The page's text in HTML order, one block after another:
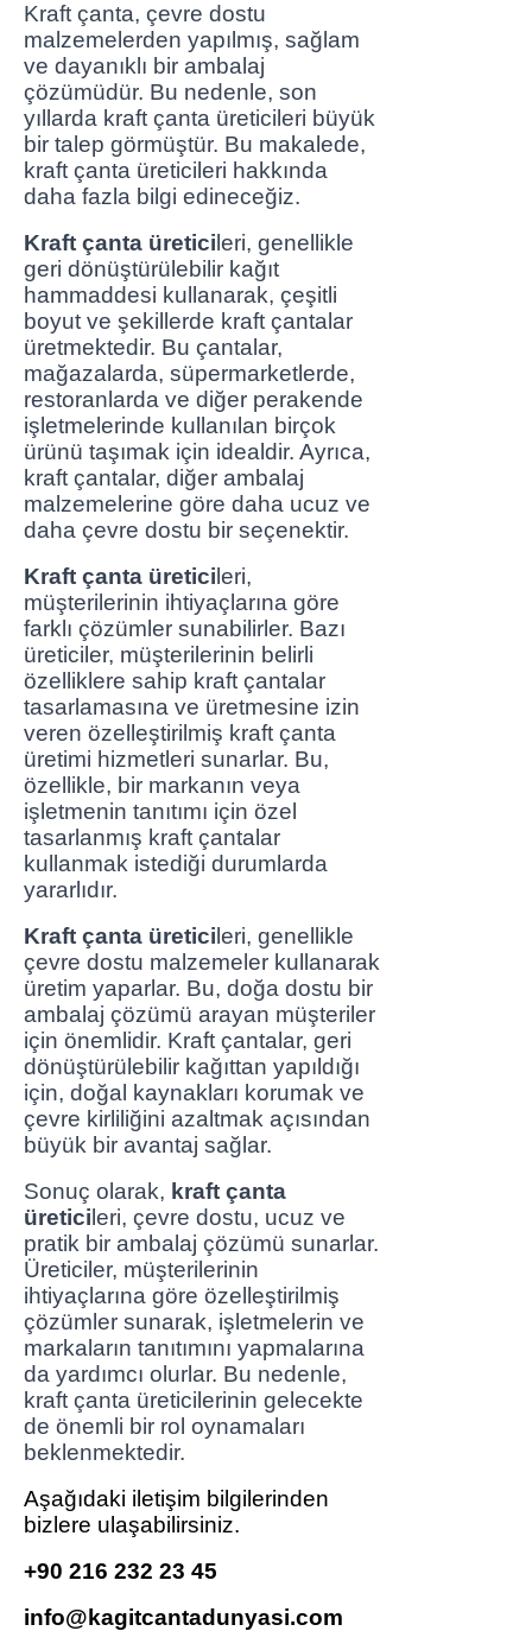
Kraft çanta, çevre dostu
malzemelerden yapılmış, sağlam
ve dayanıklı bir ambalaj
çözümüdür. Bu nedenle, son
yıllarda kraft çanta üreticileri büyük
bir talep görmüştür. Bu makalede,
kraft çanta üreticileri hakkında
daha fazla bilgi edineceğiz.
Kraft çanta üretici leri, genellikle
geri dönüştürülebilir kağıt
hammaddesi kullanarak, çeşitli
boyut ve şekillerde kraft çantalar
üretmektedir. Bu çantalar,
mağazalarda, süpermarketlerde,
restoranlarda ve diğer perakende
işletmelerinde kullanılan birçok
ürünü taşımak için idealdir. Ayrıca,
kraft çantalar, diğer ambalaj
malzemelerine göre daha ucuz ve
daha çevre dostu bir seçenektir.
Kraft çanta üretici leri,
müşterilerinin ihtiyaçlarına göre
farklı çözümler sunabilirler. Bazı
üreticiler, müşterilerinin belirli
özelliklere sahip kraft çantalar
tasarlamasına ve üretmesine izin
veren özelleştirilmiş kraft çanta
üretimi hizmetleri sunarlar. Bu,
özellikle, bir markanın veya
işletmenin tanıtımı için özel
tasarlanmış kraft çantalar
kullanmak istediği durumlarda
yararlıdır.
Kraft çanta üretici leri, genellikle
çevre dostu malzemeler kullanarak
üretim yaparlar. Bu, doğa dostu bir
ambalaj çözümü arayan müşteriler
için önemlidir. Kraft çantalar, geri
dönüştürülebilir kağıttan yapıldığı
için, doğal kaynakları korumak ve
çevre kirliliğini azaltmak açısından
büyük bir avantaj sağlar.
Sonuç olarak, kraft çanta
üretici leri, çevre dostu, ucuz ve
pratik bir ambalaj çözümü sunarlar.
Üreticiler, müşterilerinin
ihtiyaçlarına göre özelleştirilmiş
çözümler sunarak, işletmelerin ve
markaların tanıtımını yapmalarına
da yardımcı olurlar. Bu nedenle,
kraft çanta üreticilerinin gelecekte
de önemli bir rol oynamaları
beklenmektedir.
Aşağıdaki iletişim bilgilerinden
bizlere ulaşabilirsiniz.
+90 216 232 23 45
info@kagitcantadunyasi.com